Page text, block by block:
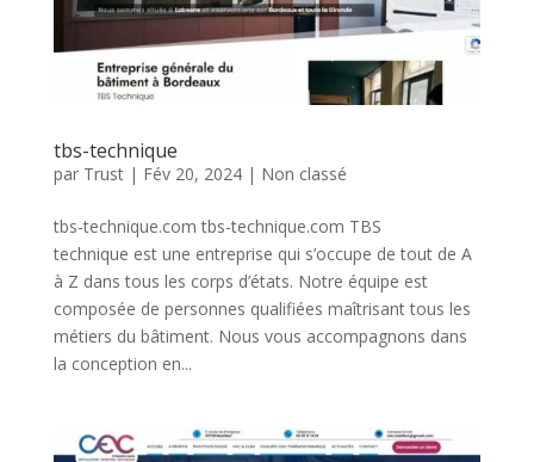
tbs-technique
par Trust| Fév 20, 2024| Non classé
tbs-technique.com tbs-technique.com TBS
technique est une entreprise qui s’occupe de tout de A
à Z dans tous les corps d’états. Notre équipe est
composée de personnes qualifiées maîtrisant tous les
métiers du bâtiment. Nous vous accompagnons dans
la conception en...